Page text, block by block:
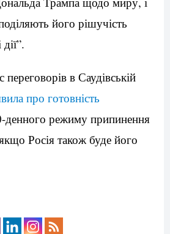
його рішучість
в Саудівській
про готовність
денного режиму припинення
Росія також буде його